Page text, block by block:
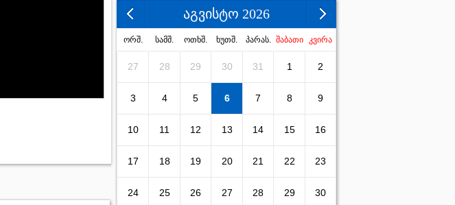
აგვისტო 2026
ორშ. სამშ. ოთხშ. ხუთშ. პარას. შაბათი კვირა
27 28 29 30 31 1 2
3 4 5 6 7 8 9
10 11 12 13 14 15 16
17 18 19 20 21 22 23
24 25 26 27 28 29 30